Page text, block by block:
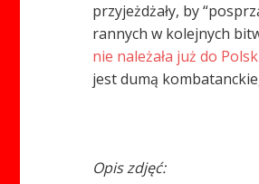
przyjeżdżały, by
rannych w kolejnych
nie należała już do
jest dumą
Opis zdjęć: